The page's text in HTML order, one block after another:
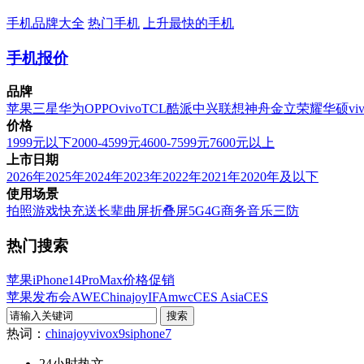
手机品牌大全 热门手机 上升最快的手机
手机报价
品牌
苹果三星华为OPPOvivoTCL酷派中兴联想神舟金立荣耀华硕
价格
1999元以下2000-4599元4600-7599元7600元以上
上市日期
2026年2025年2024年2023年2022年2021年2020年及以下
使用场景
拍照游戏快充送长辈曲屏折叠屏5G4G商务音乐三防
热门搜索
苹果iPhone14ProMax价格促销
苹果发布会AWEChinajoyIFAmwcCES AsiaCES
热词： chinajoyvivox9siphone7